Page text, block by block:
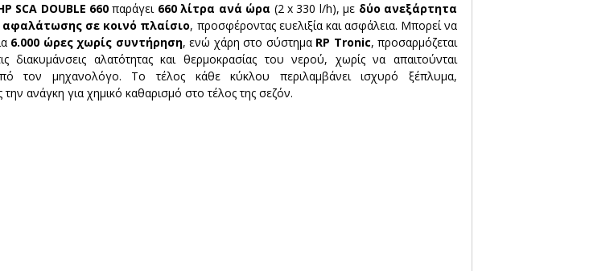
SCA DOUBLE 660 παράγει 660 λίτρα ανά ώρα (2 x 330 l/h), με δύο ανεξάρτητα
σε κοινό πλαίσιο, προσφέροντας ευελιξία και ασφάλεια. Μπορεί να
6.000 ώρες χωρίς συντήρηση, ενώ χάρη στο σύστημα RP Tronic, προσαρμόζεται
διακυμάνσεις αλατότητας και θερμοκρασίας του νερού, χωρίς να απαιτούνται
τον μηχανολόγο. Το τέλος κάθε κύκλου περιλαμβάνει ισχυρό ξέπλυμα,
την ανάγκη για χημικό καθαρισμό στο τέλος της σεζόν.